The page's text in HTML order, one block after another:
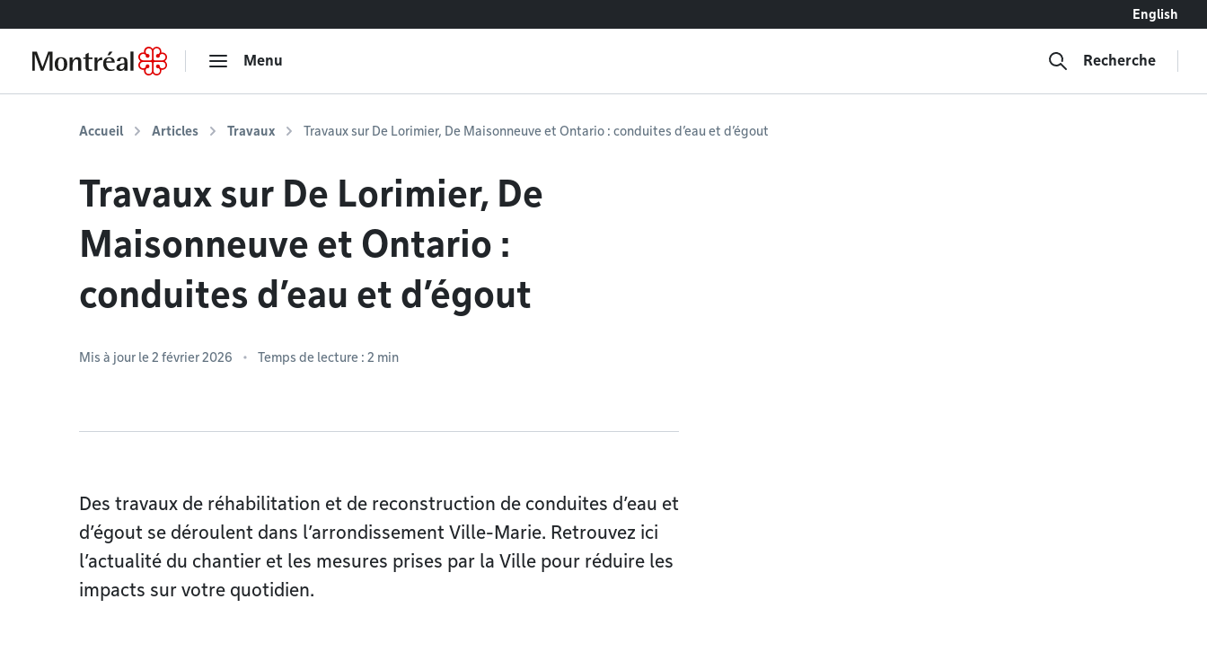
English
Menu Recherche
Accueil Articles Travaux Travaux sur De Lorimier, De Maisonneuve et Ontario : conduites d’eau et d’égout
Travaux sur De Lorimier, De
Maisonneuve et Ontario :
conduites d’eau et d’égout
Mis à jour le 2 février 2026 Temps de lecture : 2 min
Des travaux de réhabilitation et de reconstruction de conduites d’eau et
d’égout se déroulent dans l’arrondissement Ville-Marie. Retrouvez ici
l’actualité du chantier et les mesures prises par la Ville pour réduire les
impacts sur votre quotidien.